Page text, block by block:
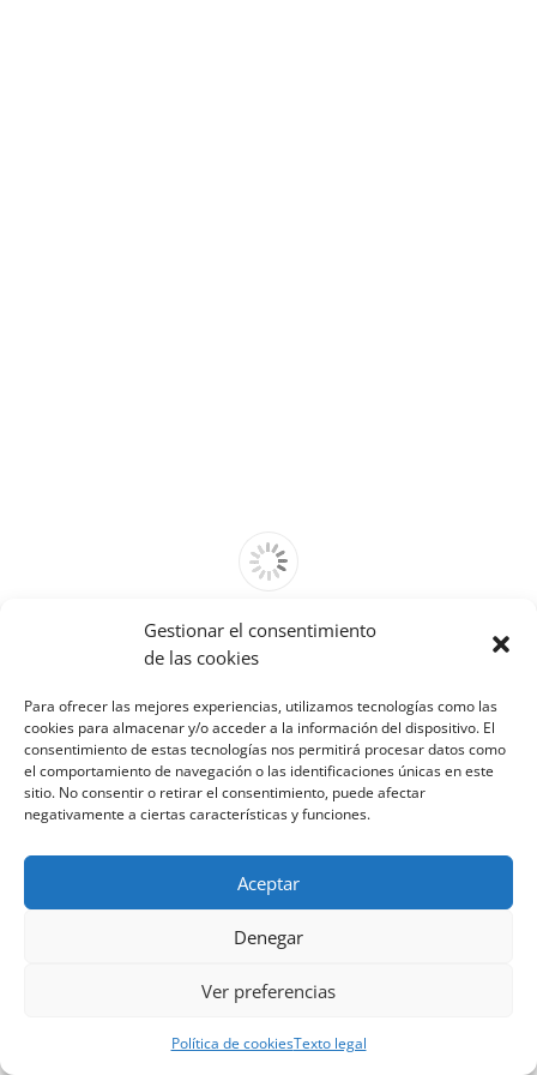
Gestionar el consentimiento
de las cookies
Para ofrecer las mejores experiencias, utilizamos tecnologías como las
cookies para almacenar y/o acceder a la información del dispositivo. El
consentimiento de estas tecnologías nos permitirá procesar datos como
el comportamiento de navegación o las identificaciones únicas en este
sitio. No consentir o retirar el consentimiento, puede afectar
negativamente a ciertas características y funciones.
Aceptar
Denegar
Ver preferencias
Política de cookiesTexto legal
Cannot access file!
http://venfrico.com/wp-
TARIFA_2022.pdf